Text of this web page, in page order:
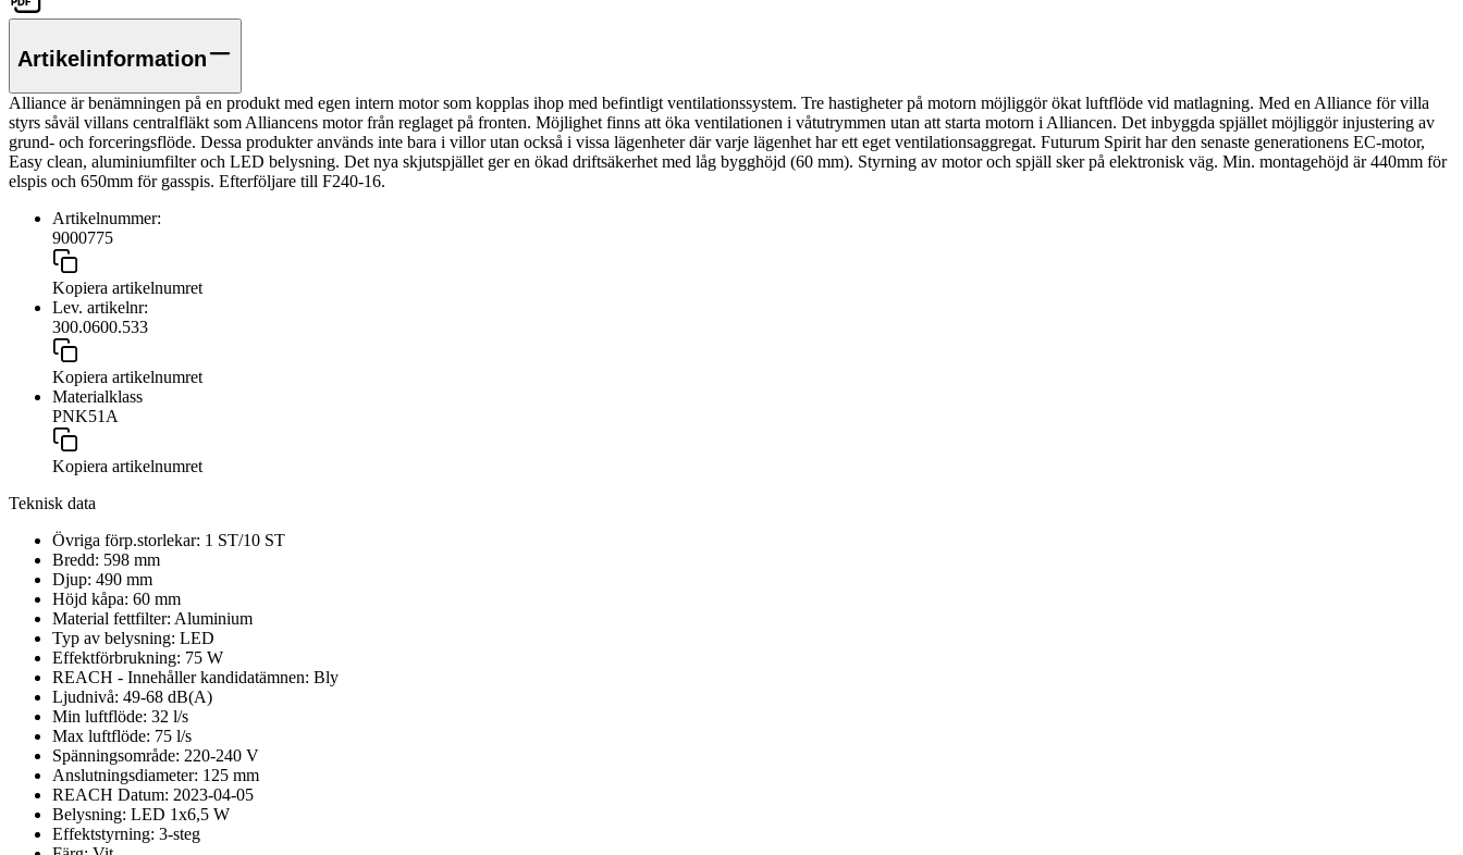
Artikelinformation
Alliance är benämningen på en produkt med egen intern motor som kopplas ihop med befintligt ventilationssystem. Tre hastigheter på motorn möjliggör ökat luftflöde vid matlagning. Med en Alliance för villa
styrs såväl villans centralfläkt som Alliancens motor från reglaget på fronten. Möjlighet finns att öka ventilationen i våtutrymmen utan att starta motorn i Alliancen. Det inbyggda spjället möjliggör injustering av
grund- och forceringsflöde. Dessa produkter används inte bara i villor utan också i vissa lägenheter där varje lägenhet har ett eget ventilationsaggregat. Futurum Spirit har den senaste generationens EC-motor,
Easy clean, aluminiumfilter och LED belysning. Det nya skjutspjället ger en ökad driftsäkerhet med låg bygghöjd (60 mm). Styrning av motor och spjäll sker på elektronisk väg. Min. montagehöjd är 440mm för
elspis och 650mm för gasspis. Efterföljare till F240-16.
Artikelnummer:
9000775
Kopiera artikelnumret
Lev. artikelnr:
300.0600.533
Kopiera artikelnumret
Materialklass
PNK51A
Kopiera artikelnumret
Teknisk data
Övriga förp.storlekar: 1 ST/10 ST
Bredd: 598 mm
Djup: 490 mm
Höjd kåpa: 60 mm
Material fettfilter: Aluminium
Typ av belysning: LED
Effektförbrukning: 75 W
REACH - Innehåller kandidatämnen: Bly
Ljudnivå: 49-68 dB(A)
Min luftflöde: 32 l/s
Max luftflöde: 75 l/s
Spänningsområde: 220-240 V
Anslutningsdiameter: 125 mm
REACH Datum: 2023-04-05
Belysning: LED 1x6,5 W
Effektstyrning: 3-steg